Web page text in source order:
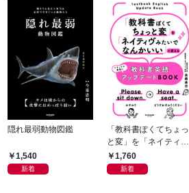
隠れ最弱動物図鑑
1,540
新着
「教科書ぽくてちょっ
と変」を「ネイティヴ
みたいでなんかいい」
に変える教科書英語ア
1,760
新着